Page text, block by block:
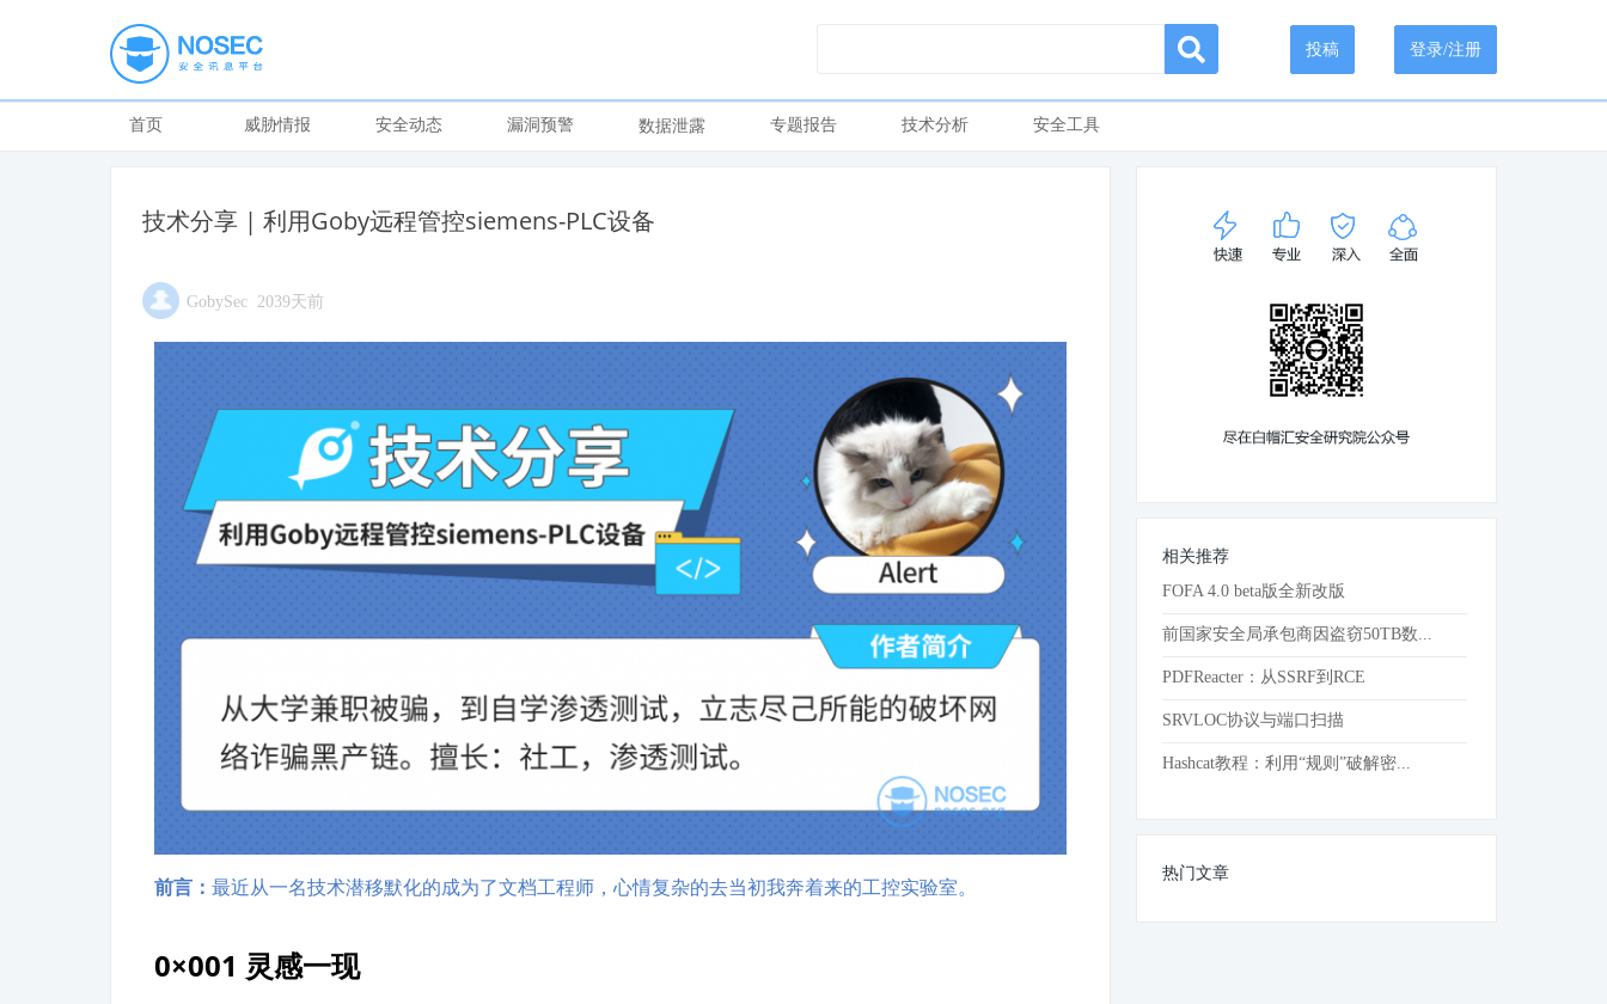
登录/注册
投稿
首页 威胁情报 安全动态 漏洞预警 数据泄露 专题报告 技术分析 安全工具
技术分享 | 利用Goby远程管控siemens-PLC设备
GobySec 2039天前
前言： 最近从一名技术潜移默化的成为了文档工程师，心情复杂的去当初我奔着来的工控实验室。
0×001 灵感一现
相关推荐
FOFA 4.0 beta版全新改版
前国家安全局承包商因盗窃50TB数...
PDFReacter：从SSRF到RCE
SRVLOC协议与端口扫描
Hashcat教程：利用“规则”破解密...
热门文章